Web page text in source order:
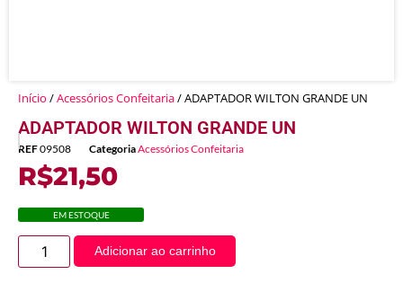
Início /Acessórios Confeitaria/ ADAPTADOR WILTON GRANDE UN
ADAPTADOR WILTON GRANDE UN
REF09508 CategoriaAcessórios Confeitaria
R$21,50
EM ESTOQUE
Adicionar ao carrinho